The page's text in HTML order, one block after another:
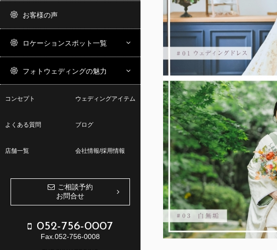
お客様の声
ロケーションスポット一覧
フォトウェディングの魅力
コンセプト ウェディングアイテム
よくある質問 ブログ
店舗一覧 会社情報/採用情報
ご相談予約
お問合せ
052-756-0007
Fax.052-756-0008